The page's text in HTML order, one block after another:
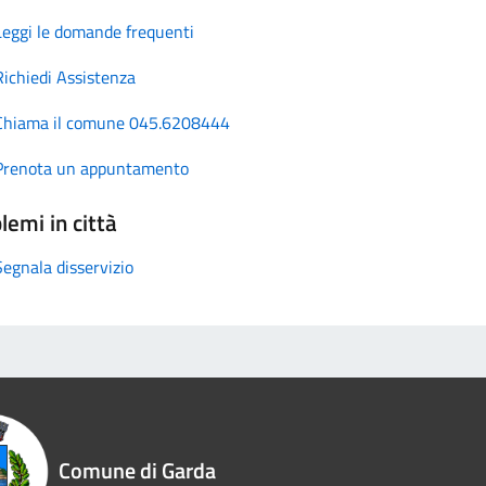
le domande frequenti
Assistenza
il comune 045.6208444
un appuntamento
in città
disservizio
Comune di Garda